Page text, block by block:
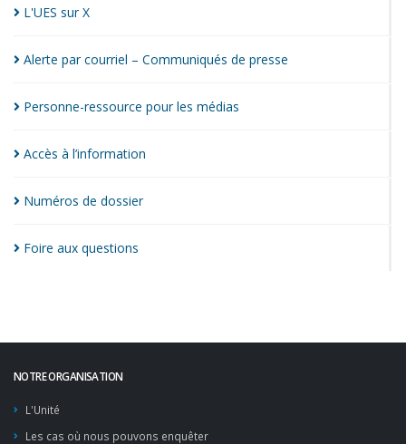
L'UES surX
Alerte par courriel – Communiqués de presse
Personne-ressource pour les médias
Accès à l’information
Numéros de dossier
Foire aux questions
NOTRE ORGANISATION
L'Unité
Les cas où nous pouvons enquêter